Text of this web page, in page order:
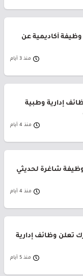
جامعة القصيم تعلن طرح 147 وظيفة أكاديمية عن
منذ 3 أيام
إدارية وطبية
منذ 4 أيام
شاغرة لحديثي
منذ 4 أيام
تعلن وظائف إدارية
منذ 5 أيام